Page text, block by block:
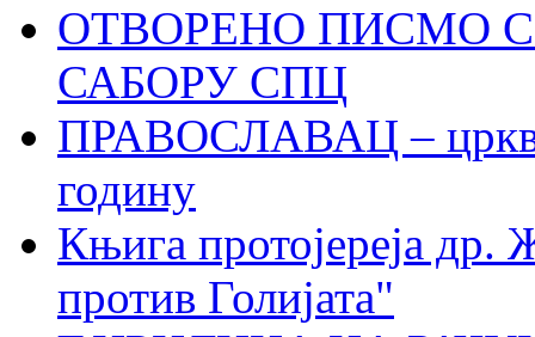
ОТВОРЕНО ПИСМО
САБОРУ СПЦ
ПРАВОСЛАВАЦ –
годину
Књига протојереја др.
против Голијата"